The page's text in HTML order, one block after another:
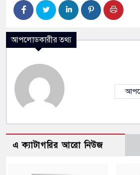
আপলোডকারীর তথ্য
এ ক্যাটাগরির আরো নিউজ